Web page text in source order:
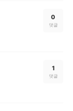
0
댓글
1
댓글